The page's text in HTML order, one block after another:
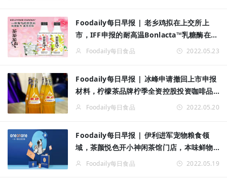
Foodaily每日早报 | 老乡鸡拟在上交所上
市，IFF申报的耐高温Bonlacta™乳糖酶在中
国获批，KELLYONE上新“茶茶茶有汽”碳酸
Foodaily每日食品 2022.05.23
Foodaily每日早报 | 冰峰申请撤回上市申报
材料，柠檬茶品牌柠季全资控股投资咖啡品
牌RUU……
Foodaily每日食品 2022.05.20
Foodaily每日早报 | 伊利进军宠物粮食领
域，茶颜悦色开小神闲茶馆门店，本味鲜物
完成数千万元A轮融资
Foodaily每日食品 2022.05.19